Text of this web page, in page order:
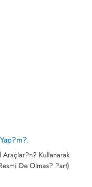
Araçlar?n? Kullanarak
De Olmas? ?art)